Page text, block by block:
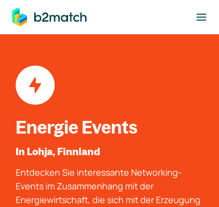
springen
Energie Events
In Lohja, Finnland
Entdecken Sie interessante Networking-
Events im Zusammenhang mit der
Energiewirtschaft, die sich mit der Erzeugung